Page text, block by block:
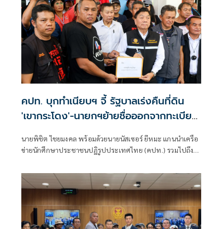
คปท. บุกทำเนียบฯ จี้ รัฐบาลเร่งคืนที่ดิน
'เขากระโดง'-นายกฯย้ายชื่อออกจากทะเบียน
นายพิชิต ไชยมงคล พร้อมด้วยนายนัสเซอร์ ยีหมะ แกนนำเครือ
ข่ายนักศึกษาประชาชนปฏิรูปประเทศไทย (คปท.) รวมไปถึง
แรงงานไทย และสหภาพแรงงานรัฐวิสาหกิจรถไฟแห่ง
ประเทศไทย เข้ายื่นหนังสือต่อนายอนุทิน ชาญวีรกูล นายก
รัฐมนตรี